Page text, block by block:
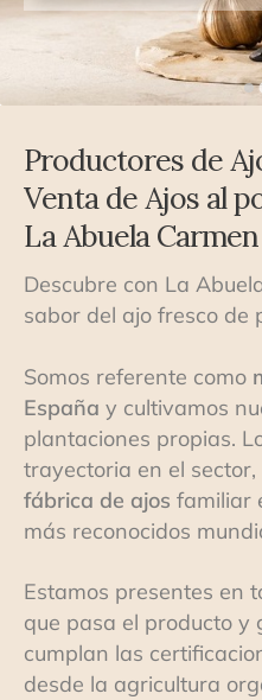
Contacto
Sala de Prensa
Productores de
Venta de Ajos al
La Abuela Carmen
Descubre con La
sabor del ajo fresco de
Somos referente como
España y cultivamos
plantaciones propias.
trayectoria en el
fábrica de ajos familiar
más reconocidos
Estamos presentes en
que pasa el producto y
cumplan las
desde la agricultura